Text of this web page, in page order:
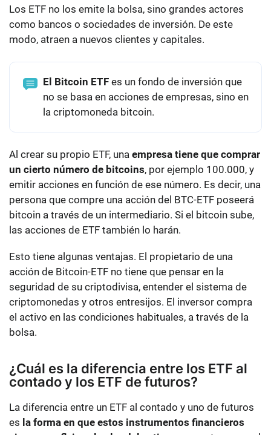
Los ETF no los emite la bolsa, sino grandes actores
como bancos o sociedades de inversión. De este
modo, atraen a nuevos clientes y capitales.
El Bitcoin ETF es un fondo de inversión que
no se basa en acciones de empresas, sino en
la criptomoneda bitcoin.
Al crear su propio ETF, una empresa tiene que comprar
un cierto número de bitcoins, por ejemplo 100.000, y
emitir acciones en función de ese número. Es decir, una
persona que compre una acción del BTC-ETF poseerá
bitcoin a través de un intermediario. Si el bitcoin sube,
las acciones de ETF también lo harán.
Esto tiene algunas ventajas. El propietario de una
acción de Bitcoin-ETF no tiene que pensar en la
seguridad de su criptodivisa, entender el sistema de
criptomonedas y otros entresijos. El inversor compra
el activo en las condiciones habituales, a través de la
bolsa.
¿Cuál es la diferencia entre los ETF al
contado y los ETF de futuros?
La diferencia entre un ETF al contado y uno de futuros
es la forma en que estos instrumentos financieros